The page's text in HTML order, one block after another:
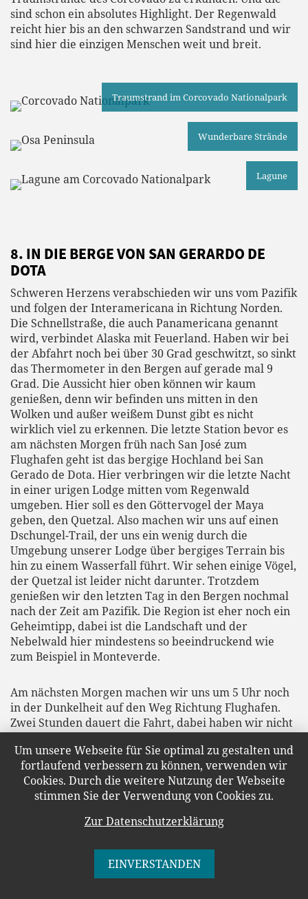
sind schon ein absolutes Highlight. Der Regenwald
reicht hier bis an den schwarzen Sandstrand und wir
sind hier die einzigen Menschen weit und breit.
Traumstrand im Corcovado Nationalpark
Wunderbare Strände
Lagune
8. IN DIE BERGE VON SAN GERARDO DE
DOTA
Schweren Herzens verabschieden wir uns vom Pazifik
und folgen der Interamericana in Richtung Norden.
Die Schnellstraße, die auch Panamericana genannt
wird, verbindet Alaska mit Feuerland. Haben wir bei
der Abfahrt noch bei über 30 Grad geschwitzt, so sinkt
das Thermometer in den Bergen auf gerade mal 9
Grad. Die Aussicht hier oben können wir kaum
genießen, denn wir befinden uns mitten in den
Wolken und außer weißem Dunst gibt es nicht
wirklich viel zu erkennen. Die letzte Station bevor es
am nächsten Morgen früh nach San José zum
Flughafen geht ist das bergige Hochland bei San
Gerado de Dota. Hier verbringen wir die letzte Nacht
in einer urigen Lodge mitten vom Regenwald
umgeben. Hier soll es den Göttervogel der Maya
geben, den Quetzal. Also machen wir uns auf einen
Dschungel-Trail, der uns ein wenig durch die
Umgebung unserer Lodge über bergiges Terrain bis
hin zu einem Wasserfall führt. Wir sehen einige Vögel,
der Quetzal ist leider nicht darunter. Trotzdem
genießen wir den letzten Tag in den Bergen nochmal
nach der Zeit am Pazifik. Die Region ist eher noch ein
Geheimtipp, dabei ist die Landschaft und der
Nebelwald hier mindestens so beeindruckend wie
zum Beispiel in Monteverde.
Am nächsten Morgen machen wir uns um 5 Uhr noch
in der Dunkelheit auf den Weg Richtung Flughafen.
Zwei Stunden dauert die Fahrt, dabei haben wir nicht
berücksichtigt. Pünktlich um 7:00 stehen wir im
morgendlichen Verkehr, der durch zwei Unfälle noch
weniger fließt als an normalen Tagen. Zum Glück
haben wir genug Puffer eingeplant, um rechtzeitig am
Flughafen anzukommen, den Mietwagen abzugeben
und einzuchecken. Etwas abenteuerlich geht es über
Um unsere Webseite für Sie optimal zu gestalten und
fortlaufend verbessern zu können, verwenden wir
Cookies. Durch die weitere Nutzung der Webseite
stimmen Sie der Verwendung von Cookies zu.
Zur Datenschutzerklärung
EINVERSTANDEN